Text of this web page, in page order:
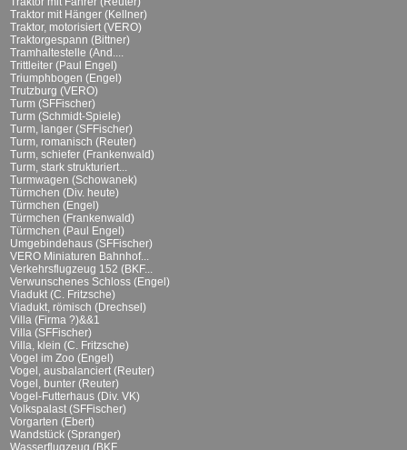
Traktor mit Hänger (Kellner)
Traktor, motorisiert (VERO)
Traktorgespann (Bittner)
Tramhaltestelle (And....
Trittleiter (Paul Engel)
Triumphbogen (Engel)
Trutzburg (VERO)
Turm (SFFischer)
Turm (Schmidt-Spiele)
Turm, langer (SFFischer)
Turm, romanisch (Reuter)
Turm, schiefer (Frankenwald)
Turm, stark strukturiert...
Turmwagen (Schowanek)
Türmchen (Div. heute)
Türmchen (Engel)
Türmchen (Frankenwald)
Türmchen (Paul Engel)
Umgebindehaus (SFFischer)
VERO Miniaturen Bahnhof...
Verkehrsflugzeug 152 (BKF...
Verwunschenes Schloss (Engel)
Viadukt (C. Fritzsche)
Viadukt, römisch (Drechsel)
Villa (Firma ?)&&1
Villa (SFFischer)
Villa, klein (C. Fritzsche)
Vogel im Zoo (Engel)
Vogel, ausbalanciert (Reuter)
Vogel, bunter (Reuter)
Vogel-Futterhaus (Div. VK)
Volkspalast (SFFischer)
Vorgarten (Ebert)
Wandstück (Spranger)
Wasserflugzeug (BKF